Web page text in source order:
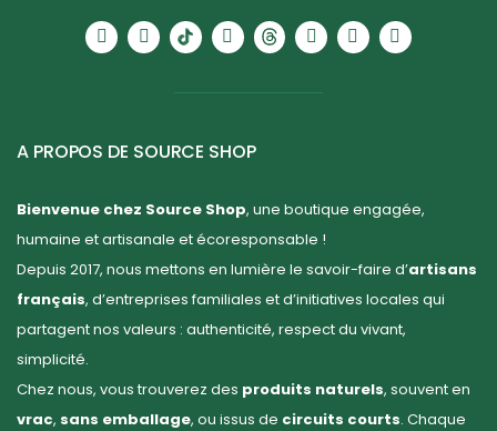
A PROPOS DE SOURCE SHOP
Bienvenue chez Source Shop, une boutique engagée,
humaine et artisanale et écoresponsable !
Depuis 2017, nous mettons en lumière le savoir-faire d’artisans
français, d’entreprises familiales et d’initiatives locales qui
partagent nos valeurs : authenticité, respect du vivant,
simplicité.
Chez nous, vous trouverez des produits naturels, souvent en
vrac, sans emballage, ou issus de circuits courts. Chaque